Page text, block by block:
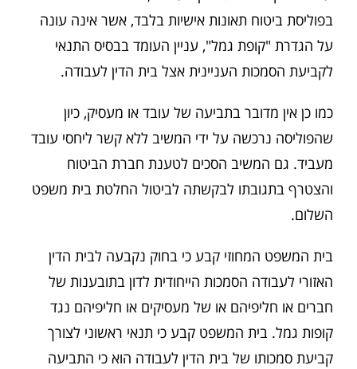
בפוליסת ביטוח תאונות אישיות בלבד, אשר אינה עונה
על הגדרת "קופת גמל", עניין העומד בבסיס התנאי
לקביעת הסמכות העניינית אצל בית הדין לעבודה.
כמו כן אין מדובר בתביעה של עובד או מעסיק, כיון
שהפוליסה נרכשה על ידי המשיב ללא קשר ליחסי עובד
מעביד. גם המשיב הסכים לטענת חברת הביטוח
והצטרף בתגובתו לבקשתה לביטול החלטת בית משפט
השלום.
בית המשפט המחוזי קבע כי בחוק נקבעה לבית הדין
האזורי לעבודה הסמכות הייחודית לדון בתובענות של
חברים או חליפיהם או של מעסיקים או חליפיהם נגד
קופות גמל. בית המשפט קבע כי תנאי ראשוני לצורך
קביעת סמכותו של בית הדין לעבודה הוא כי התביעה